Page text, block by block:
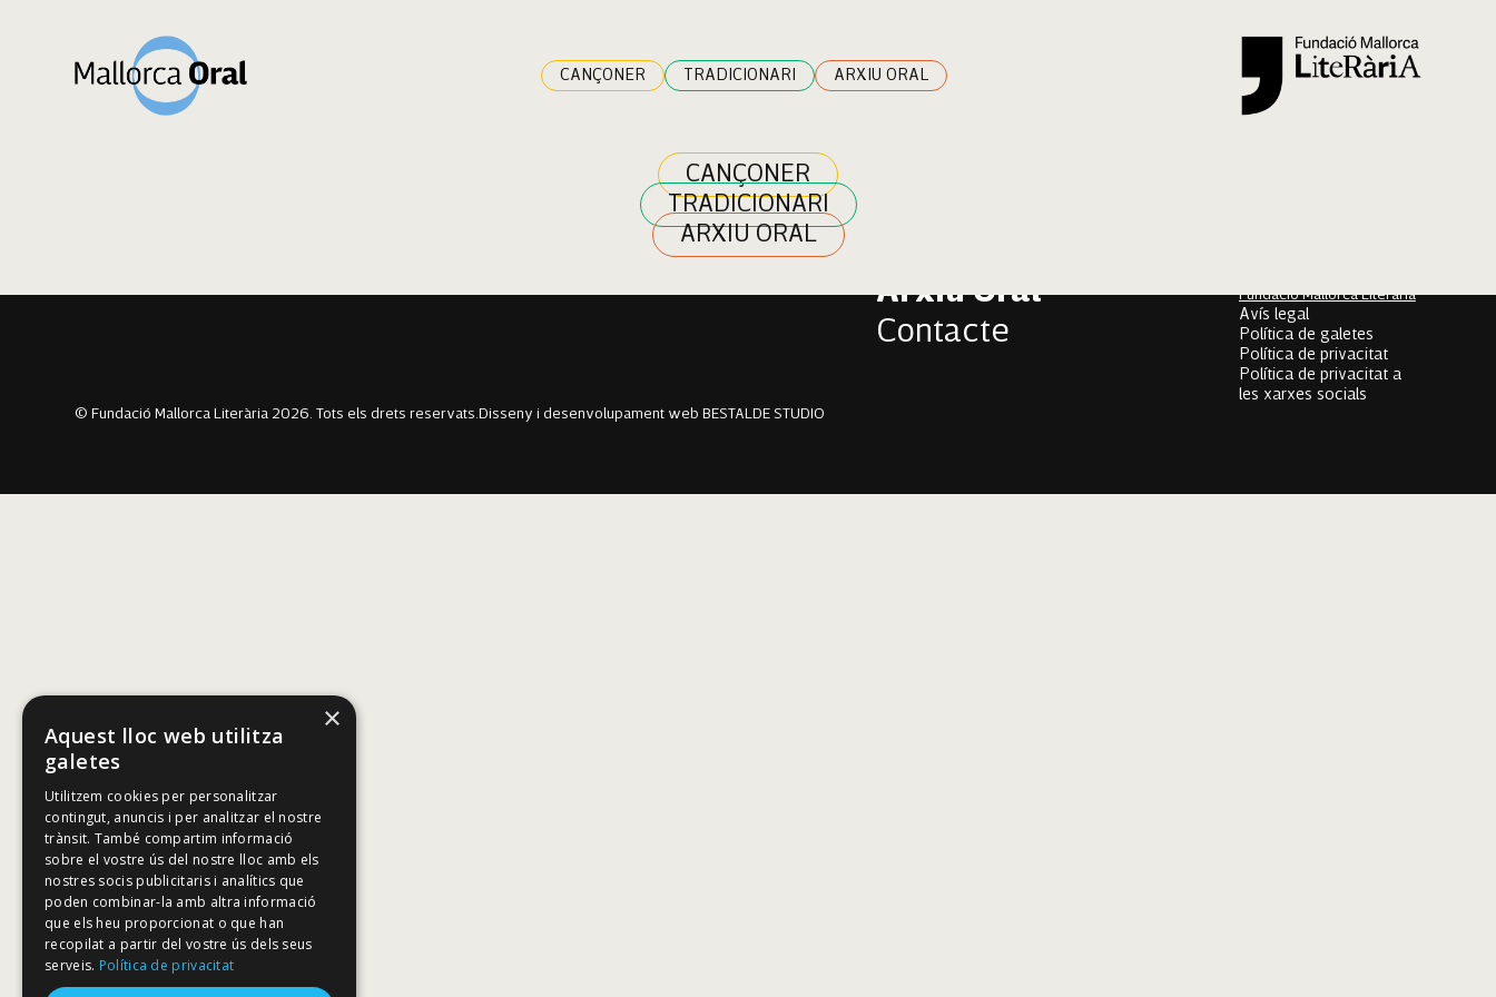
CANÇONER TRADICIONARI ARXIU ORAL
CANÇONER
TRADICIONARI
ARXIU ORAL
Cloe Heredia Gallardo
Jaume Santandreu Mesquida
Francisca Bauzà
Arxiu Oral
Contacte
Fundació Mallorca Literària
Avís legal
Política de galetes
Política de privacitat
Política de privacitat a
les xarxes socials
© Fundació Mallorca Literària 2026. Tots els drets reservats. Disseny i desenvolupament web BESTALDE STUDIO
×
Aquest lloc web utilitza
galetes
Utilitzem cookies per personalitzar
contingut, anuncis i per analitzar el nostre
trànsit. També compartim informació
sobre el vostre ús del nostre lloc amb els
nostres socis publicitaris i analítics que
poden combinar-la amb altra informació
que els heu proporcionat o que han
recopilat a partir del vostre ús dels seus
serveis. Política de privacitat